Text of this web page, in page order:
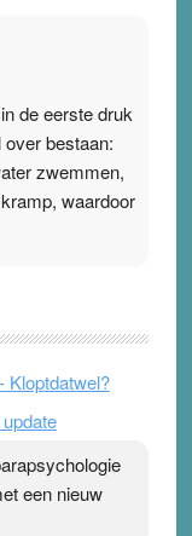
de eerste druk
bestaan:
zwemmen,
waardoor
te verlagen
heeft zo’n
meer
Kloptdatwel?
een nieuw